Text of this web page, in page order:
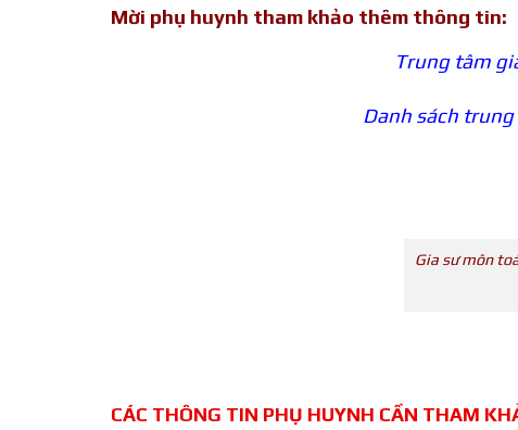
Mời phụ huynh tham khảo thêm thông tin:
Trung tâm
Danh sách
Gia sư môn
CÁC THÔNG TIN PHỤ HUYNH CẦN THAM